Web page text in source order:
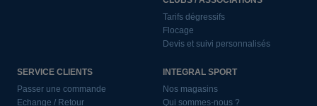
Tarifs dégressifs
Flocage
Devis et suivi personnalisés
SERVICE CLIENTS
Passer une commande
Echange / Retour
INTEGRAL SPORT
Nos magasins
Qui sommes-nous ?